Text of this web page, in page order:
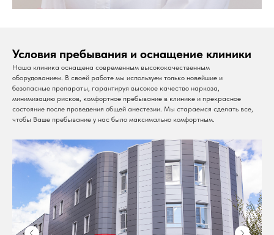
Условия пребывания и оснащение клиники
Наша клиника оснащена современным высококачественным
оборудованием. В своей работе мы используем только новейшие и
безопасные препараты, гарантируя высокое качество наркоза,
минимизацию рисков, комфортное пребывание в клинике и прекрасное
состояние после проведения общей анестезии. Мы стараемся сделать все,
чтобы Ваше пребывание у нас было максимально комфортным.